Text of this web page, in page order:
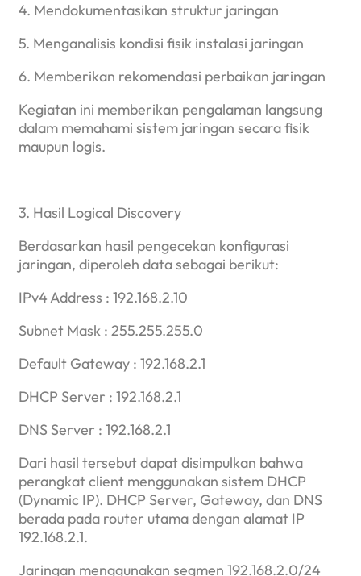
4. Mendokumentasikan struktur jaringan
5. Menganalisis kondisi fisik instalasi jaringan
6. Memberikan rekomendasi perbaikan jaringan
Kegiatan ini memberikan pengalaman langsung
dalam memahami sistem jaringan secara fisik
maupun logis.
3. Hasil Logical Discovery
Berdasarkan hasil pengecekan konfigurasi
jaringan, diperoleh data sebagai berikut:
IPv4 Address : 192.168.2.10
Subnet Mask : 255.255.255.0
Default Gateway : 192.168.2.1
DHCP Server : 192.168.2.1
DNS Server : 192.168.2.1
Dari hasil tersebut dapat disimpulkan bahwa
perangkat client menggunakan sistem DHCP
(Dynamic IP). DHCP Server, Gateway, dan DNS
berada pada router utama dengan alamat IP
192.168.2.1.
Jaringan menggunakan segmen 192.168.2.0/24